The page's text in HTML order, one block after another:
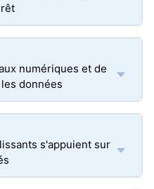
numériques et de
données
s'appuient sur